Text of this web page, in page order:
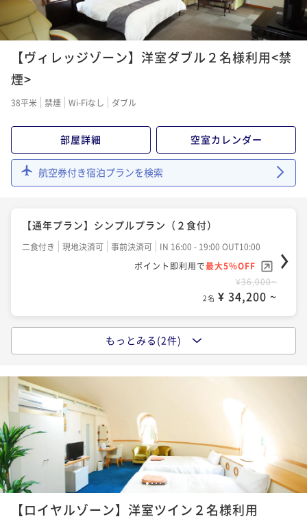
【リゾートシリーズ】阿蘇の大自然で過ごす健康リゾ
ート満喫プラン
【ヴィレッジゾーン】洋室ダブル２名様利用<禁
煙>
38平米 禁煙 Wi-Fiなし ダブル
部屋詳細 空室カレンダー
航空券付き宿泊プランを検索
【通年プラン】シンプルプラン（２食付）
二食付き 現地決済可 事前決済可
IN 16:00 - 19:00 OUT10:00
ポイント即利用で最大5％OFF
¥36,000~
2名 ¥ 34,200 ~
【夏休み特別企画】元気の森×ふれあい動物王国×2食
二食付き
¥40,000~
¥ 39,200 ~
【リゾートシリーズ】阿蘇の大自然で過ごす健康リゾ
ート満喫プラン
もっとみる(2件)
1234
【ロイヤルゾーン】洋室ツイン２名様利用